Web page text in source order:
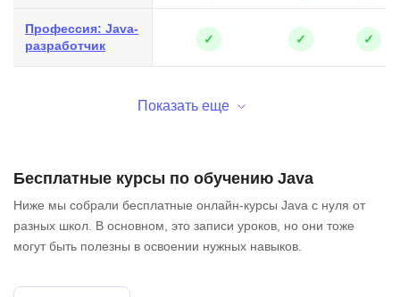
Профессия: Java-
разработчик
✓ ✓ ✓
Показать еще
Бесплатные курсы по обучению Java
Ниже мы собрали бесплатные онлайн-курсы Java с нуля от
разных школ. В основном, это записи уроков, но они тоже
могут быть полезны в освоении нужных навыков.